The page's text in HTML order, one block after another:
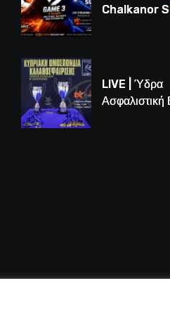
Chalkanor
LIVE | Ύδρα
Ασφαλιστική